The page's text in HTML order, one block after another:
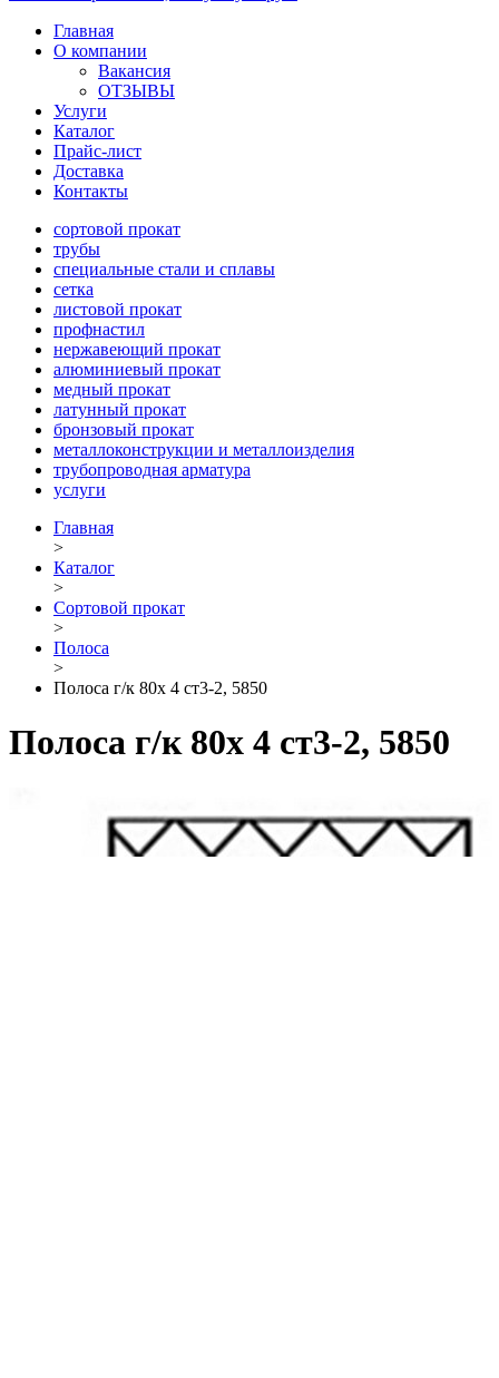
Главная
О компании
Вакансия
ОТЗЫВЫ
Услуги
Каталог
Прайс-лист
Доставка
Контакты
сортовой прокат
трубы
специальные стали и сплавы
сетка
листовой прокат
профнастил
нержавеющий прокат
алюминиевый прокат
медный прокат
латунный прокат
бронзовый прокат
металлоконструкции и металлоизделия
трубопроводная арматура
услуги
Главная
>
Каталог
>
Сортовой прокат
>
Полоса
>
Полоса г/к 80х 4 ст3-2, 5850
Полоса г/к 80х 4 ст3-2, 5850